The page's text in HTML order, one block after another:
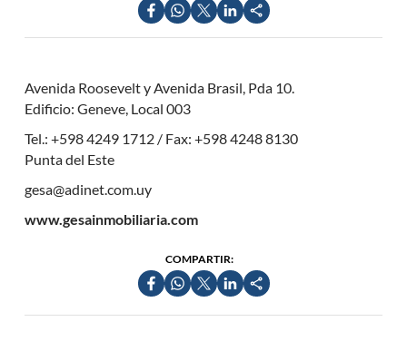
Avenida Roosevelt y Avenida Brasil, Pda 10.
Edificio: Geneve, Local 003
Tel.: +598 4249 1712 / Fax: +598 4248 8130
Punta del Este
gesa@adinet.com.uy
www.gesainmobiliaria.com
COMPARTIR: